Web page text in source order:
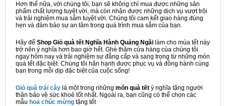
Hơn thế nữa, với chúng tôi, bạn sẽ không chỉ mua được những sản
phẩm chất lượng tuyệt vời, mà còn nhận được những dịch vụ vượt trội
và trải nghiệm mua sắm tuyệt vời. Chúng tôi cam kết giao hàng đúng
hẹn và đảm bảo sự an tâm trong quá trình mua sắm của bạn.
Hãy để Shop Giỏ quà tết Nghĩa Hành Quảng Ngãi làm cho mùa tết này
trở nên ý nghĩa hơn bao giờ hết. Ghé thăm cửa hàng của chúng tôi
ngay hôm nay và trải nghiệm sự đẳng cấp và sang trọng từ những món
quà tết đặc biệt. Chúng tôi hân hạnh được phục vụ và đồng hành cùng
bạn trong mỗi dịp đặc biệt của cuộc sống!
Giỏ quà trái cây là một trong những món quà tết ý nghĩa tặng người
thân bảo vệ sức khoẻ tốt nhất. Ngoài ra, bạn cũng có thể chọn các
mẫu hoa chúc mừng tặng tết